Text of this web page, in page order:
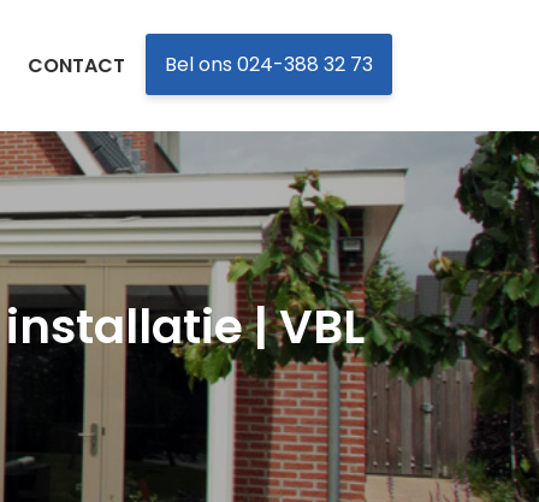
CONTACT Bel ons 024-388 32 73
| VBL